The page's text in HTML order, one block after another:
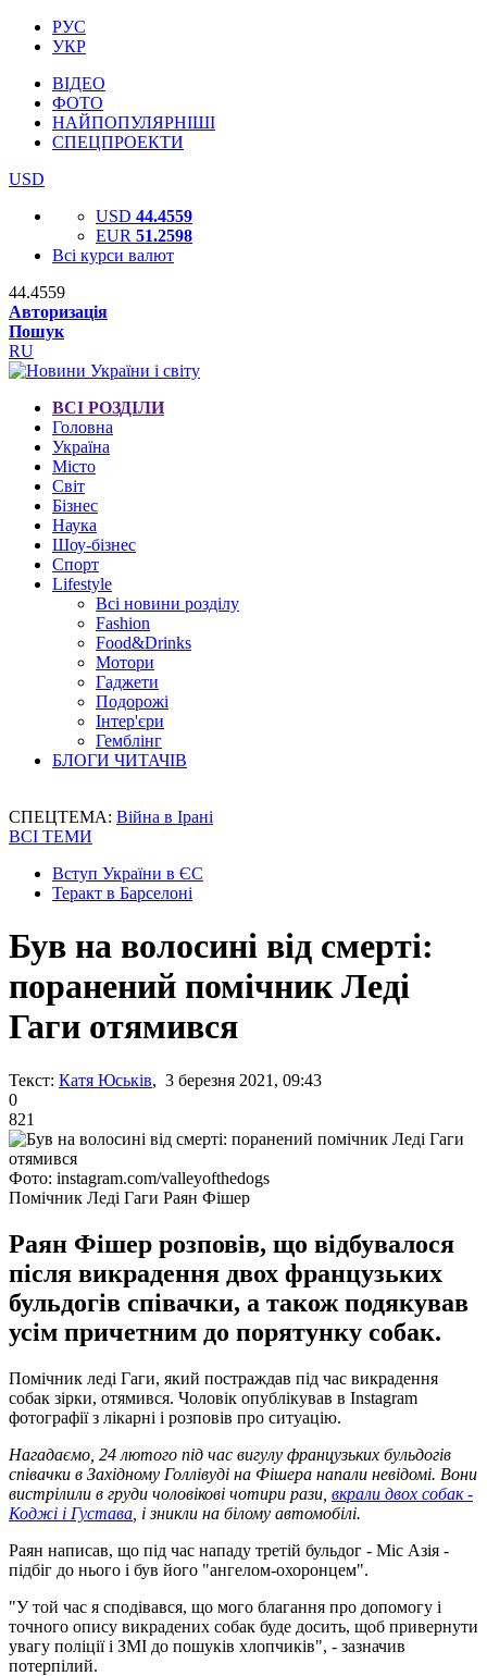
РУС
УКР
ВІДЕО
ФОТО
НАЙПОПУЛЯРНІШІ
СПЕЦПРОЕКТИ
USD
USD 44.4559
EUR 51.2598
Всі курси валют
44.4559
Авторизація
Пошук
RU
ВСІ РОЗДІЛИ
Головна
Україна
Місто
Світ
Бізнес
Наука
Шоу-бізнес
Спорт
Lifestyle
Всі новини розділу
Fashion
Food&Drinks
Мотори
Гаджети
Подорожі
Інтер'єри
Гемблінг
БЛОГИ ЧИТАЧІВ
СПЕЦТЕМА: Війна в Ірані
ВСІ ТЕМИ
Вступ України в ЄС
Теракт в Барселоні
Був на волосині від смерті:
поранений помічник Леді
Гаги отямився
Текст: Катя Юськів, 3 березня 2021, 09:43
0
821
Фото: instagram.com/valleyofthedogs
Помічник Леді Гаги Раян Фішер
Раян Фішер розповів, що відбувалося
після викрадення двох французьких
бульдогів співачки, а також подякував
усім причетним до порятунку собак.
Помічник леді Гаги, який постраждав під час викрадення
собак зірки, отямився. Чоловік опублікував в Instagram
фотографії з лікарні і розповів про ситуацію.
Нагадаємо, 24 лютого під час вигулу французьких бульдогів
співачки в Західному Голлівуді на Фішера напали невідомі. Вони
вистрілили в груди чоловікові чотири рази, вкрали двох собак -
Коджі і Густава , і зникли на білому автомобілі.
Раян написав, що під час нападу третій бульдог - Міс Азія -
підбіг до нього і був його "ангелом-охоронцем".
"У той час я сподівався, що мого благання про допомогу і
точного опису викрадених собак буде досить, щоб привернути
увагу поліції і ЗМІ до пошуків хлопчиків", - зазначив
потерпілий.